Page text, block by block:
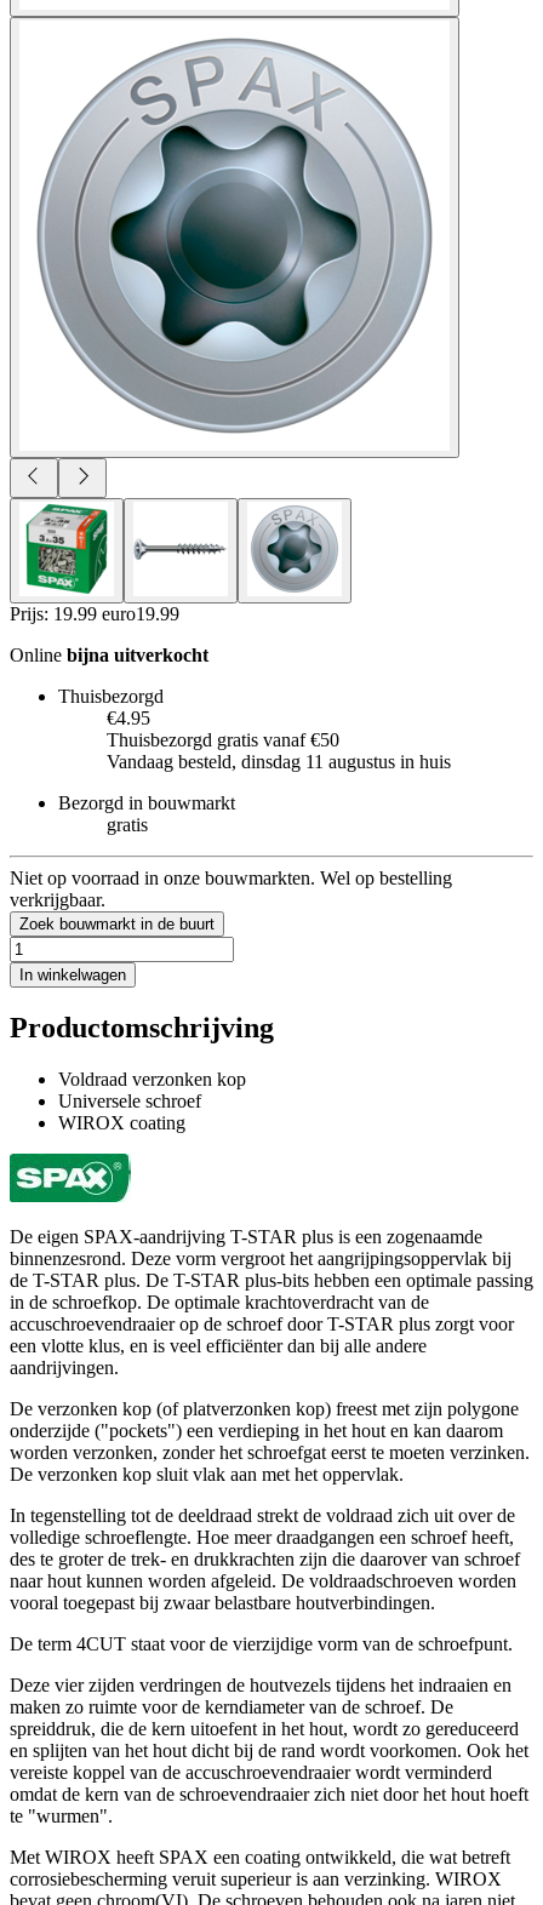
Prijs: 19.99 euro19.99
Online bijna uitverkocht
Thuisbezorgd
€4.95
Thuisbezorgd gratis vanaf €50
Vandaag besteld, dinsdag 11 augustus in huis
Bezorgd in bouwmarkt
gratis
Niet op voorraad in onze bouwmarkten. Wel op bestelling
verkrijgbaar.
Zoek bouwmarkt in de buurt
In winkelwagen
Productomschrijving
Voldraad verzonken kop
Universele schroef
WIROX coating
De eigen SPAX-aandrijving T-STAR plus is een zogenaamde
binnenzesrond. Deze vorm vergroot het aangrijpingsoppervlak bij
de T-STAR plus. De T-STAR plus-bits hebben een optimale passing
in de schroefkop. De optimale krachtoverdracht van de
accuschroevendraaier op de schroef door T-STAR plus zorgt voor
een vlotte klus, en is veel efficiënter dan bij alle andere
aandrijvingen.
De verzonken kop (of platverzonken kop) freest met zijn polygone
onderzijde ("pockets") een verdieping in het hout en kan daarom
worden verzonken, zonder het schroefgat eerst te moeten verzinken.
De verzonken kop sluit vlak aan met het oppervlak.
In tegenstelling tot de deeldraad strekt de voldraad zich uit over de
volledige schroeflengte. Hoe meer draadgangen een schroef heeft,
des te groter de trek- en drukkrachten zijn die daarover van schroef
naar hout kunnen worden afgeleid. De voldraadschroeven worden
vooral toegepast bij zwaar belastbare houtverbindingen.
De term 4CUT staat voor de vierzijdige vorm van de schroefpunt.
Deze vier zijden verdringen de houtvezels tijdens het indraaien en
maken zo ruimte voor de kerndiameter van de schroef. De
spreiddruk, die de kern uitoefent in het hout, wordt zo gereduceerd
en splijten van het hout dicht bij de rand wordt voorkomen. Ook het
vereiste koppel van de accuschroevendraaier wordt verminderd
omdat de kern van de schroevendraaier zich niet door het hout hoeft
te "wurmen".
Met WIROX heeft SPAX een coating ontwikkeld, die wat betreft
corrosiebescherming veruit superieur is aan verzinking. WIROX
bevat geen chroom(VI). De schroeven behouden ook na jaren niet